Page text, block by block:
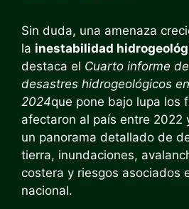
Sin duda, una amenaza
la inestabilidad
destaca el Cuarto informe
desastres hidrogeológicos
2024que pone bajo lupa los
afectaron al país entre 2022
un panorama detallado de
tierra, inundaciones,
costera y riesgos asociados
nacional.